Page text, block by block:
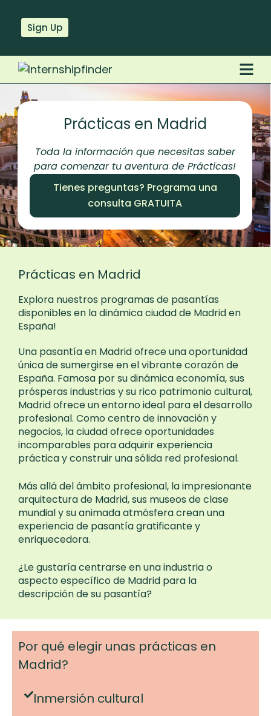
Sign Up
Prácticas en Madrid
Toda la información que necesitas saber
para comenzar tu aventura de Prácticas!
Tienes preguntas? Programa una
consulta GRATUITA
Prácticas en Madrid
Explora nuestros programas de pasantías
disponibles en la dinámica ciudad de Madrid en
España!
Una pasantía en Madrid ofrece una oportunidad
única de sumergirse en el vibrante corazón de
España. Famosa por su dinámica economía, sus
prósperas industrias y su rico patrimonio cultural,
Madrid ofrece un entorno ideal para el desarrollo
profesional. Como centro de innovación y
negocios, la ciudad ofrece oportunidades
incomparables para adquirir experiencia
práctica y construir una sólida red profesional.
Más allá del ámbito profesional, la impresionante
arquitectura de Madrid, sus museos de clase
mundial y su animada atmósfera crean una
experiencia de pasantía gratificante y
enriquecedora.
¿Le gustaría centrarse en una industria o
aspecto específico de Madrid para la
descripción de su pasantía?
Por qué elegir unas prácticas en
Madrid?
Inmersión cultural